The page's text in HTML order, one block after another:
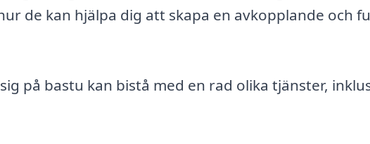
de kan hjälpa dig att skapa en avkopplande och
på bastu kan bistå med en rad olika tjänster,